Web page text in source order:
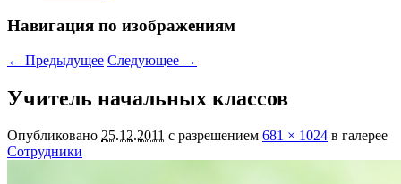
Навигация по изображениям
← Предыдущее Следующее →
Учитель начальных классов
Опубликовано 25.12.2011 с разрешением 681 × 1024 в галерее
Сотрудники